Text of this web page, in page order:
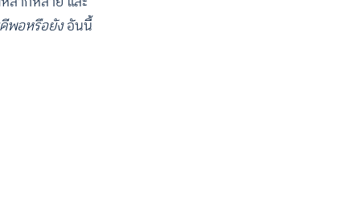
พอหรือยังอันนี้